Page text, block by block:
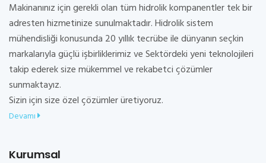
Makinanınız için gerekli olan tüm hidrolik kompanentler tek bir
adresten hizmetinize sunulmaktadır. Hidrolik sistem
mühendisliği konusunda 20 yıllık tecrübe ile dünyanın seçkin
markalarıyla güçlü işbirliklerimiz ve Sektördeki yeni teknolojileri
takip ederek size mükemmel ve rekabetci çözümler
sunmaktayız.
Sizin için size özel çözümler üretiyoruz.
Devamı
Kurumsal